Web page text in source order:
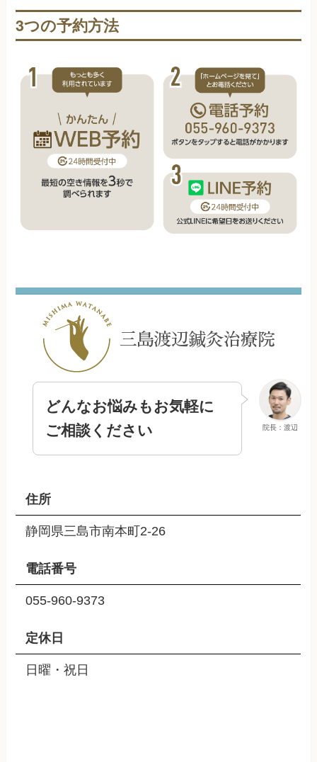
3つの予約方法
院長：渡辺
どんなお悩みもお気軽に
ご相談ください
住所
静岡県三島市南本町2-26
電話番号
055-960-9373
定休日
日曜・祝日